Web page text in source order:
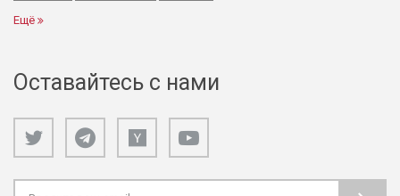
Ещё
Оставайтесь с нами